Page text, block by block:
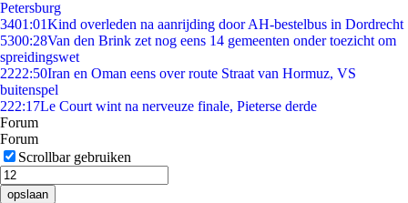
Petersburg
3401:01Kind overleden na aanrijding door AH-bestelbus in Dordrecht
5300:28Van den Brink zet nog eens 14 gemeenten onder toezicht om
spreidingswet
2222:50Iran en Oman eens over route Straat van Hormuz, VS
buitenspel
222:17Le Court wint na nerveuze finale, Pieterse derde
Forum
Forum
Scrollbar gebruiken
opslaan